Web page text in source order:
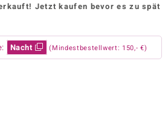
Jetzt kaufen bevor es zu spät
Nacht (Mindestbestellwert: 150,- €)